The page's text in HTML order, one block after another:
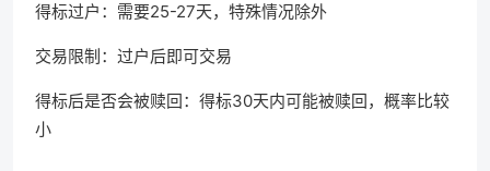
得标过户：需要25-27天，特殊情况除外
交易限制：过户后即可交易
得标后是否会被赎回：得标30天内可能被赎回，概率比较
小